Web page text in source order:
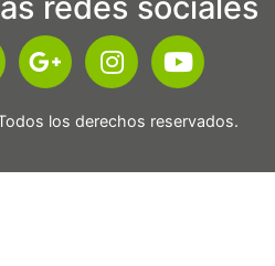
los derechos reservados.